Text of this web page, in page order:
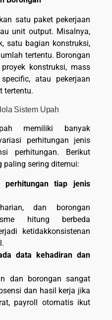
satu paket pekerjaan
unit output. Misalnya,
satu bagian konstruksi,
tertentu. Borongan
konstruksi, mass
atau pekerjaan
tertentu.
Sistem Upah
memiliki banyak
perhitungan jenis
perhitungan. Berikut
paling sering ditemui:
perhitungan tiap jenis
dan borongan
hitung berbeda
ketidakkonsistenan
data kehadiran dan
dan borongan sangat
dan hasil kerja jika
payroll otomatis ikut